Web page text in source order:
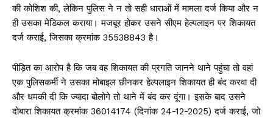
की कोशिश की, लेकिन पुलिस ने न तो सही धाराओं में मामला दर्ज किया और न
ही उसका मेडिकल कराया। मजबूर होकर उसने सीएम हेल्पलाइन पर शिकायत
दर्ज कराई, जिसका क्रमांक 35538843 है।
पीड़ित का आरोप है कि जब वह शिकायत की प्रगति जानने थाने पहुंचा तो वहां
एक पुलिसकर्मी ने उसका मोबाइल छीनकर हेल्पलाइन शिकायत ही बंद करवा दी
और धमकी दी कि ज्यादा बोलोगे तो थाने में बंद कर दूंगा। इसके बाद उसने
दोबारा शिकायत क्रमांक 36014174 (दिनांक 24-12-2025) दर्ज कराई, जो